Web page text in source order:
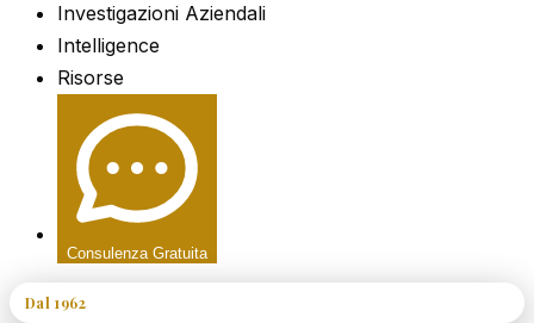
Investigazioni Aziendali
Intelligence
Risorse
Consulenza Gratuita
Dal 1962